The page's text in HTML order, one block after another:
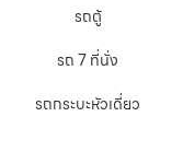
รถตู้
รถ 7 ที่นั่ง
รถกระบะหัวเดี่ยว